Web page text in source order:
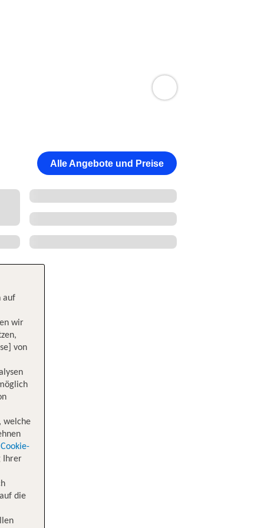
Alle Angebote und Preise
auf
wir
von
welche
Cookie-
Ihrer
die